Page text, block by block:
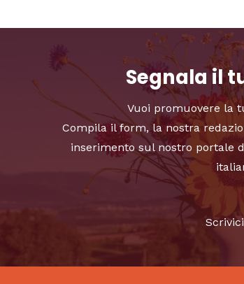
Segnala il
Vuoi promuovere la
Compila il form, la nostra
inserimento sul nostro portale
Scrivici